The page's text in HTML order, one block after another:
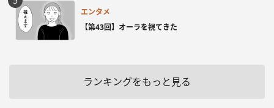
エンタメ
【第43回】オーラを視てきた
ランキングをもっと見る